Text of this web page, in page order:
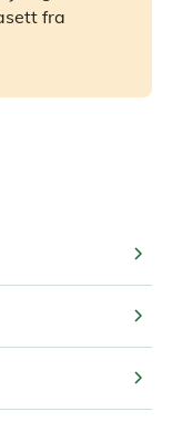
fra
chevron_right
chevron_right
chevron_right